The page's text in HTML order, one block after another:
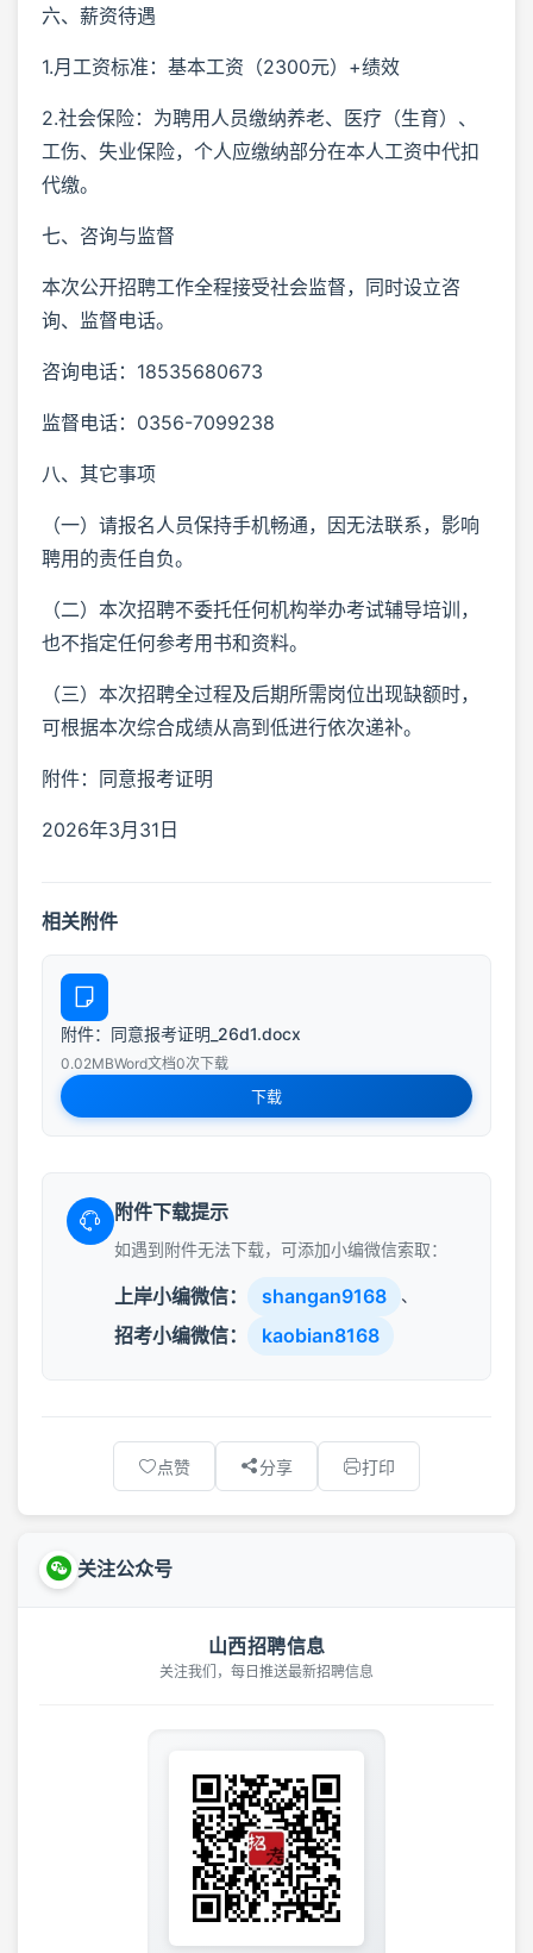
六、薪资待遇
1.月工资标准：基本工资（2300元）+绩效
2.社会保险：为聘用人员缴纳养老、医疗（生育）、
工伤、失业保险，个人应缴纳部分在本人工资中代扣
代缴。
七、咨询与监督
本次公开招聘工作全程接受社会监督，同时设立咨
询、监督电话。
咨询电话：18535680673
监督电话：0356-7099238
八、其它事项
（一）请报名人员保持手机畅通，因无法联系，影响
聘用的责任自负。
（二）本次招聘不委托任何机构举办考试辅导培训，
也不指定任何参考用书和资料。
（三）本次招聘全过程及后期所需岗位出现缺额时，
可根据本次综合成绩从高到低进行依次递补。
附件：同意报考证明
2026年3月31日
相关附件
附件：同意报考证明_26d1.docx
0.02MBWord文档0次下载
下载
附件下载提示
如遇到附件无法下载，可添加小编微信索取：
上岸小编微信： shangan9168 、
招考小编微信： kaobian8168
点赞 分享 打印
关注公众号
山西招聘信息
关注我们，每日推送最新招聘信息